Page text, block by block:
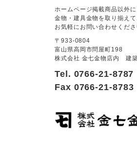
ホームページ掲載商品以外
金物・建具金物を取り揃えて
お気軽にお問い合わせくださ
〒933-0804
富山県高岡市問屋町198
株式会社 金七金物店内 建
Tel. 0766-21-8787
Fax 0766-21-8783